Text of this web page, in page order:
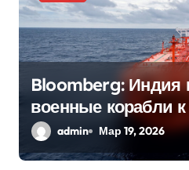
Bloomberg: Индия
военные корабли
проливу
admin Мар 19, 2026